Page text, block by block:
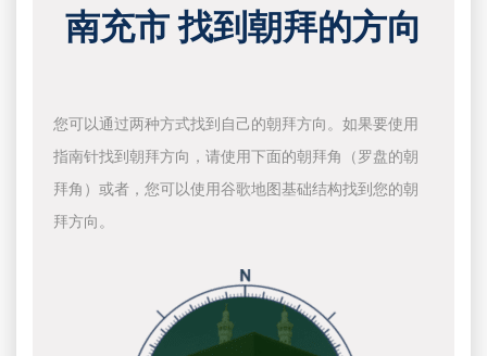
南充市 找到朝拜的方向
您可以通过两种方式找到自己的朝拜方向。如果要使用
指南针找到朝拜方向，请使用下面的朝拜角（罗盘的朝
拜角）或者，您可以使用谷歌地图基础结构找到您的朝
拜方向。